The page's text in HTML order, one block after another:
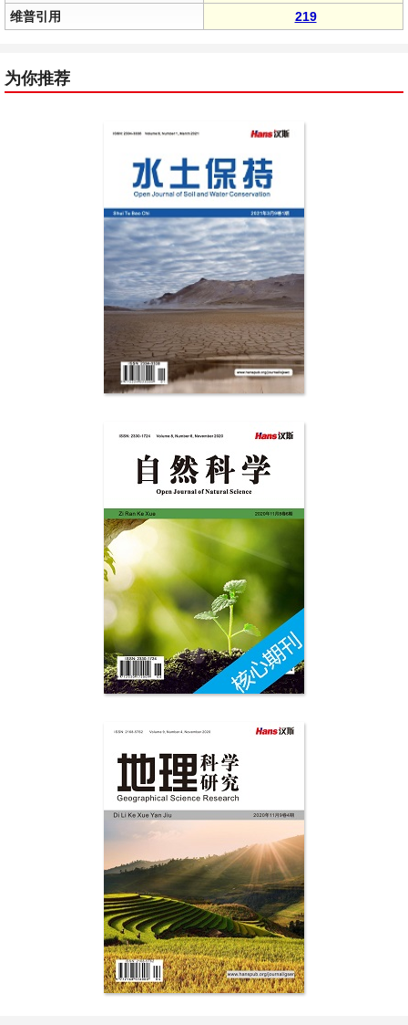
维普引用
219
为你推荐